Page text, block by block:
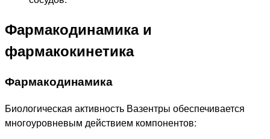
Фармакодинамика и
фармакокинетика
Фармакодинамика
Биологическая активность Вазентры обеспечивается
многоуровневым действием компонентов: